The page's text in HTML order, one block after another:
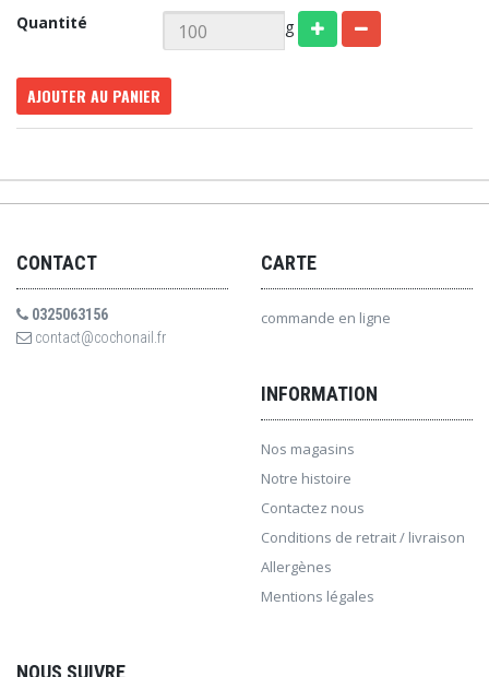
Quantité
g
AJOUTER AU PANIER
CONTACT
0325063156
contact@cochonail.fr
CARTE
commande en ligne
INFORMATION
Nos magasins
Notre histoire
Contactez nous
Conditions de retrait / livraison
Allergènes
Mentions légales
NOUS SUIVRE